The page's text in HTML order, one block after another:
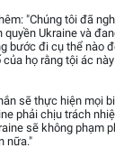
"Chúng tôi đã
Ukraine và
bước đi cụ thể nào
họ rằng tội ác
sẽ thực hiện mọi
phải chịu trách
sẽ không phạm
nữa."